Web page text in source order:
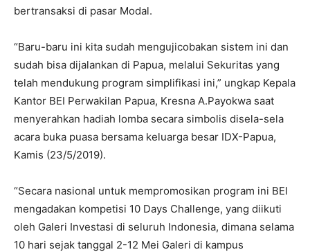
bertransaksi di pasar Modal.
“Baru-baru ini kita sudah mengujicobakan sistem ini dan
sudah bisa dijalankan di Papua, melalui Sekuritas yang
telah mendukung program simplifikasi ini,” ungkap Kepala
Kantor BEI Perwakilan Papua, Kresna A.Payokwa saat
menyerahkan hadiah lomba secara simbolis disela-sela
acara buka puasa bersama keluarga besar IDX-Papua,
Kamis (23/5/2019).
“Secara nasional untuk mempromosikan program ini BEI
mengadakan kompetisi 10 Days Challenge, yang diikuti
oleh Galeri Investasi di seluruh Indonesia, dimana selama
10 hari sejak tanggal 2-12 Mei Galeri di kampus